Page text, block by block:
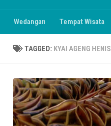
Wedangan Tempat Wisata
TAGGED: KYAI AGENG HENIS